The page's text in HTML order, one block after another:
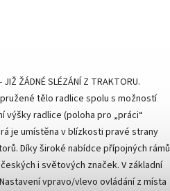
ŽÁDNÉ SLÉZÁNÍ Z TRAKTORU.
tělo radlice spolu s možností
výšky radlice (poloha pro „práci“
je umístěna v blízkosti pravé strany
Díky široké nabídce přípojných rámů
i světových značek. V základní
vpravo/vlevo ovládání z místa